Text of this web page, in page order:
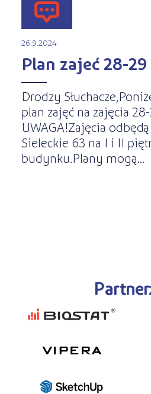
26.9.2024
Plan zajeć 28-
Drodzy
plan zajęć na zajęcia
UWAGA!Zajęcia
Sieleckie 63 na I i II
budynku.Plany mogą...